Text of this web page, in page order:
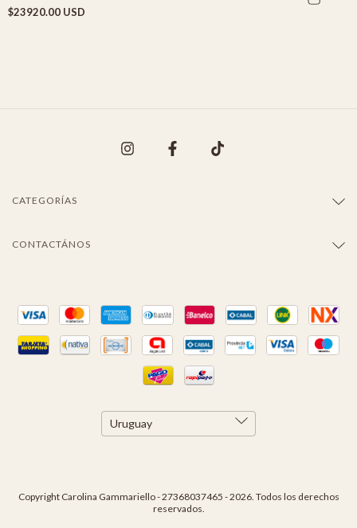
$23920.00 USD
CATEGORÍAS
CONTACTÁNOS
Copyright Carolina Gammariello - 27368037465 - 2026. Todos los derechos
reservados.